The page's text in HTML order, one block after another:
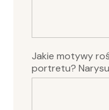
Jakie motywy
portretu?